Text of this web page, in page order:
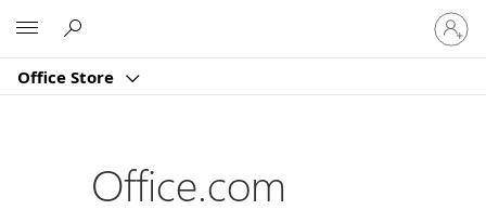
Office Store
Sign
in
to
account
Office.com